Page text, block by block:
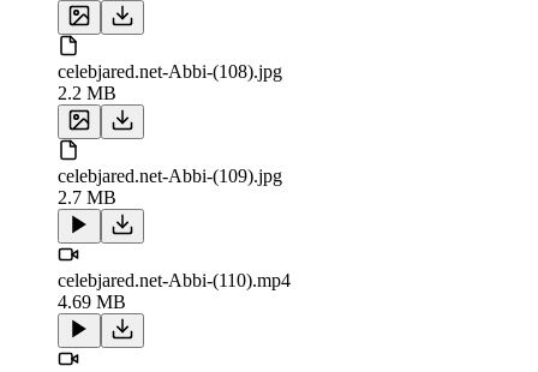
celebjared.net-Abbi-(108).jpg
2.2 MB
celebjared.net-Abbi-(109).jpg
2.7 MB
celebjared.net-Abbi-(110).mp4
4.69 MB